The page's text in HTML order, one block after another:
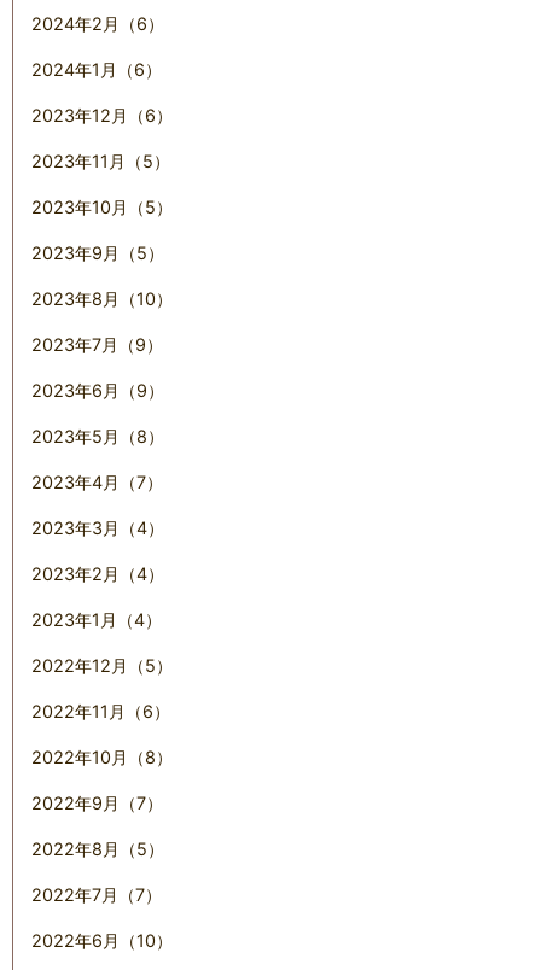
2024年2月（6）
2024年1月（6）
2023年12月（6）
2023年11月（5）
2023年10月（5）
2023年9月（5）
2023年8月（10）
2023年7月（9）
2023年6月（9）
2023年5月（8）
2023年4月（7）
2023年3月（4）
2023年2月（4）
2023年1月（4）
2022年12月（5）
2022年11月（6）
2022年10月（8）
2022年9月（7）
2022年8月（5）
2022年7月（7）
2022年6月（10）